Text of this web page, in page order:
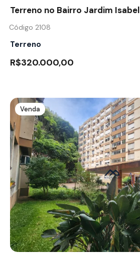
Terreno no Bairro Jardim Isabel
Código 2108
Terreno
R$320.000,00
Venda